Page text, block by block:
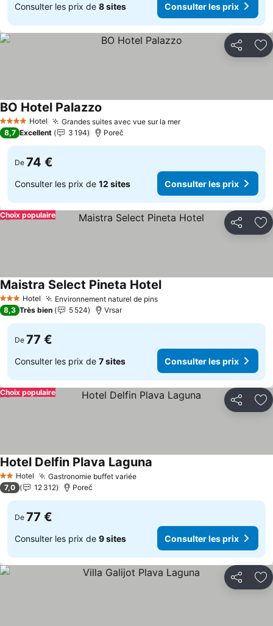
Consulter les prix de 8 sites Consulter les prix
Partager
4 Étoiles Hotel Grandes suites avec vue sur la mer
BO Hotel Palazzo
8,7 Excellent 3 194 Poreč
De 74 €
Consulter les prix de 12 sites Consulter les prix
Partager
Choix populaire
3 ÉtoilesHotel Environnement naturel de pins
Maistra Select Pineta Hotel
8,3 Très bien 5 524 Vrsar
De 77 €
Consulter les prix de 7 sites Consulter les prix
Partager
Choix populaire
2 Étoiles
Hotel Gastronomie buffet variée
Hotel Delfin Plava Laguna
7,0 12 312 Poreč
De 77 €
Consulter les prix de 9 sites Consulter les prix
Partager